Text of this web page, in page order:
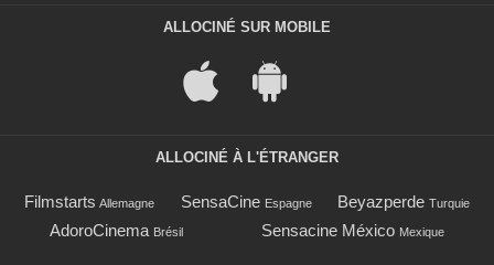
ALLOCINÉ SUR MOBILE
ALLOCINÉ À L'ÉTRANGER
Filmstarts Allemagne SensaCine Espagne Beyazperde Turquie
AdoroCinema Brésil Sensacine México Mexique